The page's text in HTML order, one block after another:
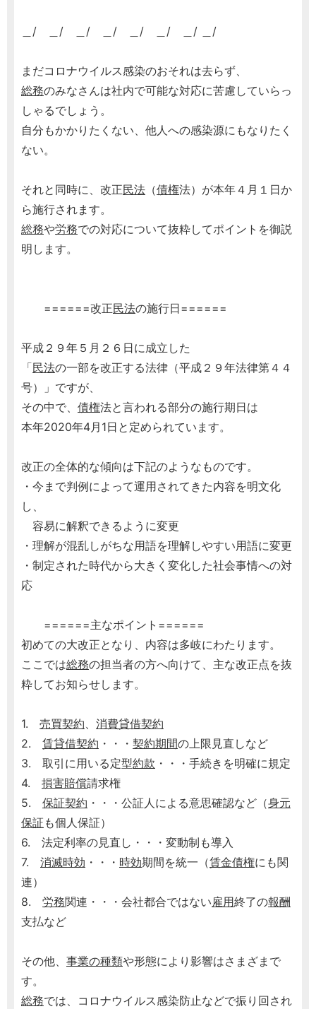
＿/ ＿/ ＿/ ＿/ ＿/ ＿/ ＿/ ＿/
まだコロナウイルス感染のおそれは去らず、
総務のみなさんは社内で可能な対応に苦慮していらっ
しゃるでしょう。
自分もかかりたくない、他人への感染源にもなりたく
ない。
それと同時に、改正民法 （債権法）が本年４月１日か
ら施行されます。
総務や労務での対応について抜粋してポイントを御説
明します。
======改正民法の施行日======
平成２９年５月２６日に成立した
「民法の一部を改正する法律（平成２９年法律第４４
号）」ですが、
その中で、 債権法と言われる部分の施行期日は
本年2020年4月1日と定められています。
改正の全体的な傾向は下記のようなものです。
・今まで判例によって運用されてきた内容を明文化
し、
容易に解釈できるように変更
・理解が混乱しがちな用語を理解しやすい用語に変更
・制定された時代から大きく変化した社会事情への対
応
======主なポイント======
初めての大改正となり、内容は多岐にわたります。
ここでは総務の担当者の方へ向けて、主な改正点を抜
粋してお知らせします。
1. 売買契約、 消費貸借契約
2. 賃貸借契約 ・・・ 契約期間の上限見直しなど
3. 取引に用いる定型約款 ・・・手続きを明確に規定
4. 損害賠償請求権
5. 保証契約 ・・・公証人による意思確認など（身元
保証 も個人保証）
6. 法定利率の見直し・・・変動制も導入
7. 消滅時効 ・・・ 時効期間を統一（賃金債権にも関
連）
8. 労務関連・・・会社都合ではない雇用終了の報酬
支払など
その他、 事業の種類や形態により影響はさまざまで
す。
総務では、コロナウイルス感染防止などで振り回され